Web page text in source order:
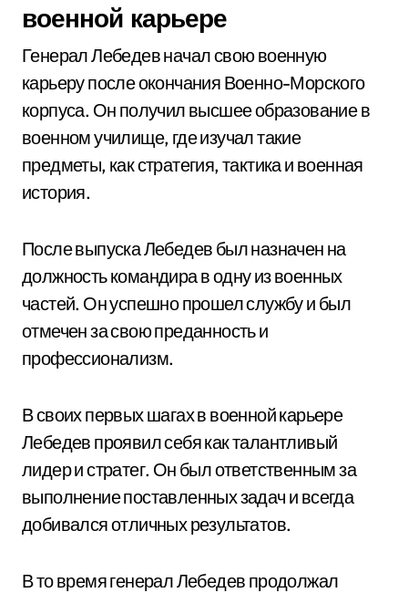
военной карьере
Генерал Лебедев начал свою военную
карьеру после окончания Военно-Морского
корпуса. Он получил высшее образование в
военном училище, где изучал такие
предметы, как стратегия, тактика и военная
история.
После выпуска Лебедев был назначен на
должность командира в одну из военных
частей. Он успешно прошел службу и был
отмечен за свою преданность и
профессионализм.
В своих первых шагах в военной карьере
Лебедев проявил себя как талантливый
лидер и стратег. Он был ответственным за
выполнение поставленных задач и всегда
добивался отличных результатов.
В то время генерал Лебедев продолжал